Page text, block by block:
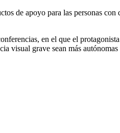
de apoyo para las personas
en el que el
visual grave sean más